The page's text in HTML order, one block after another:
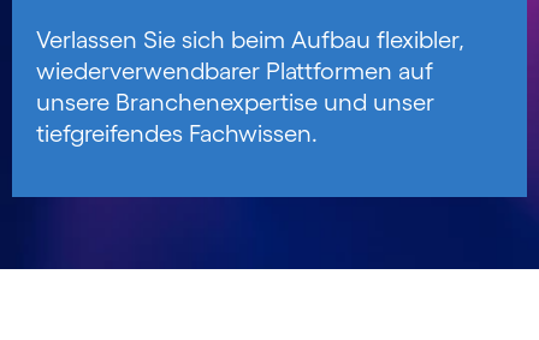
Verlassen Sie sich beim Aufbau flexibler,
wieder­verwend­barer Platt­formen auf
unsere Branchen­expertise und unser
tiefgrei­fendes Fach­wissen.